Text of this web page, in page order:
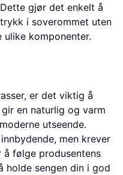
gjør det enkelt å
i soverommet uten
komponenter.
er det viktig å
en naturlig og varm
utseende.
men krever
følge produsentens
holde sengen din i god